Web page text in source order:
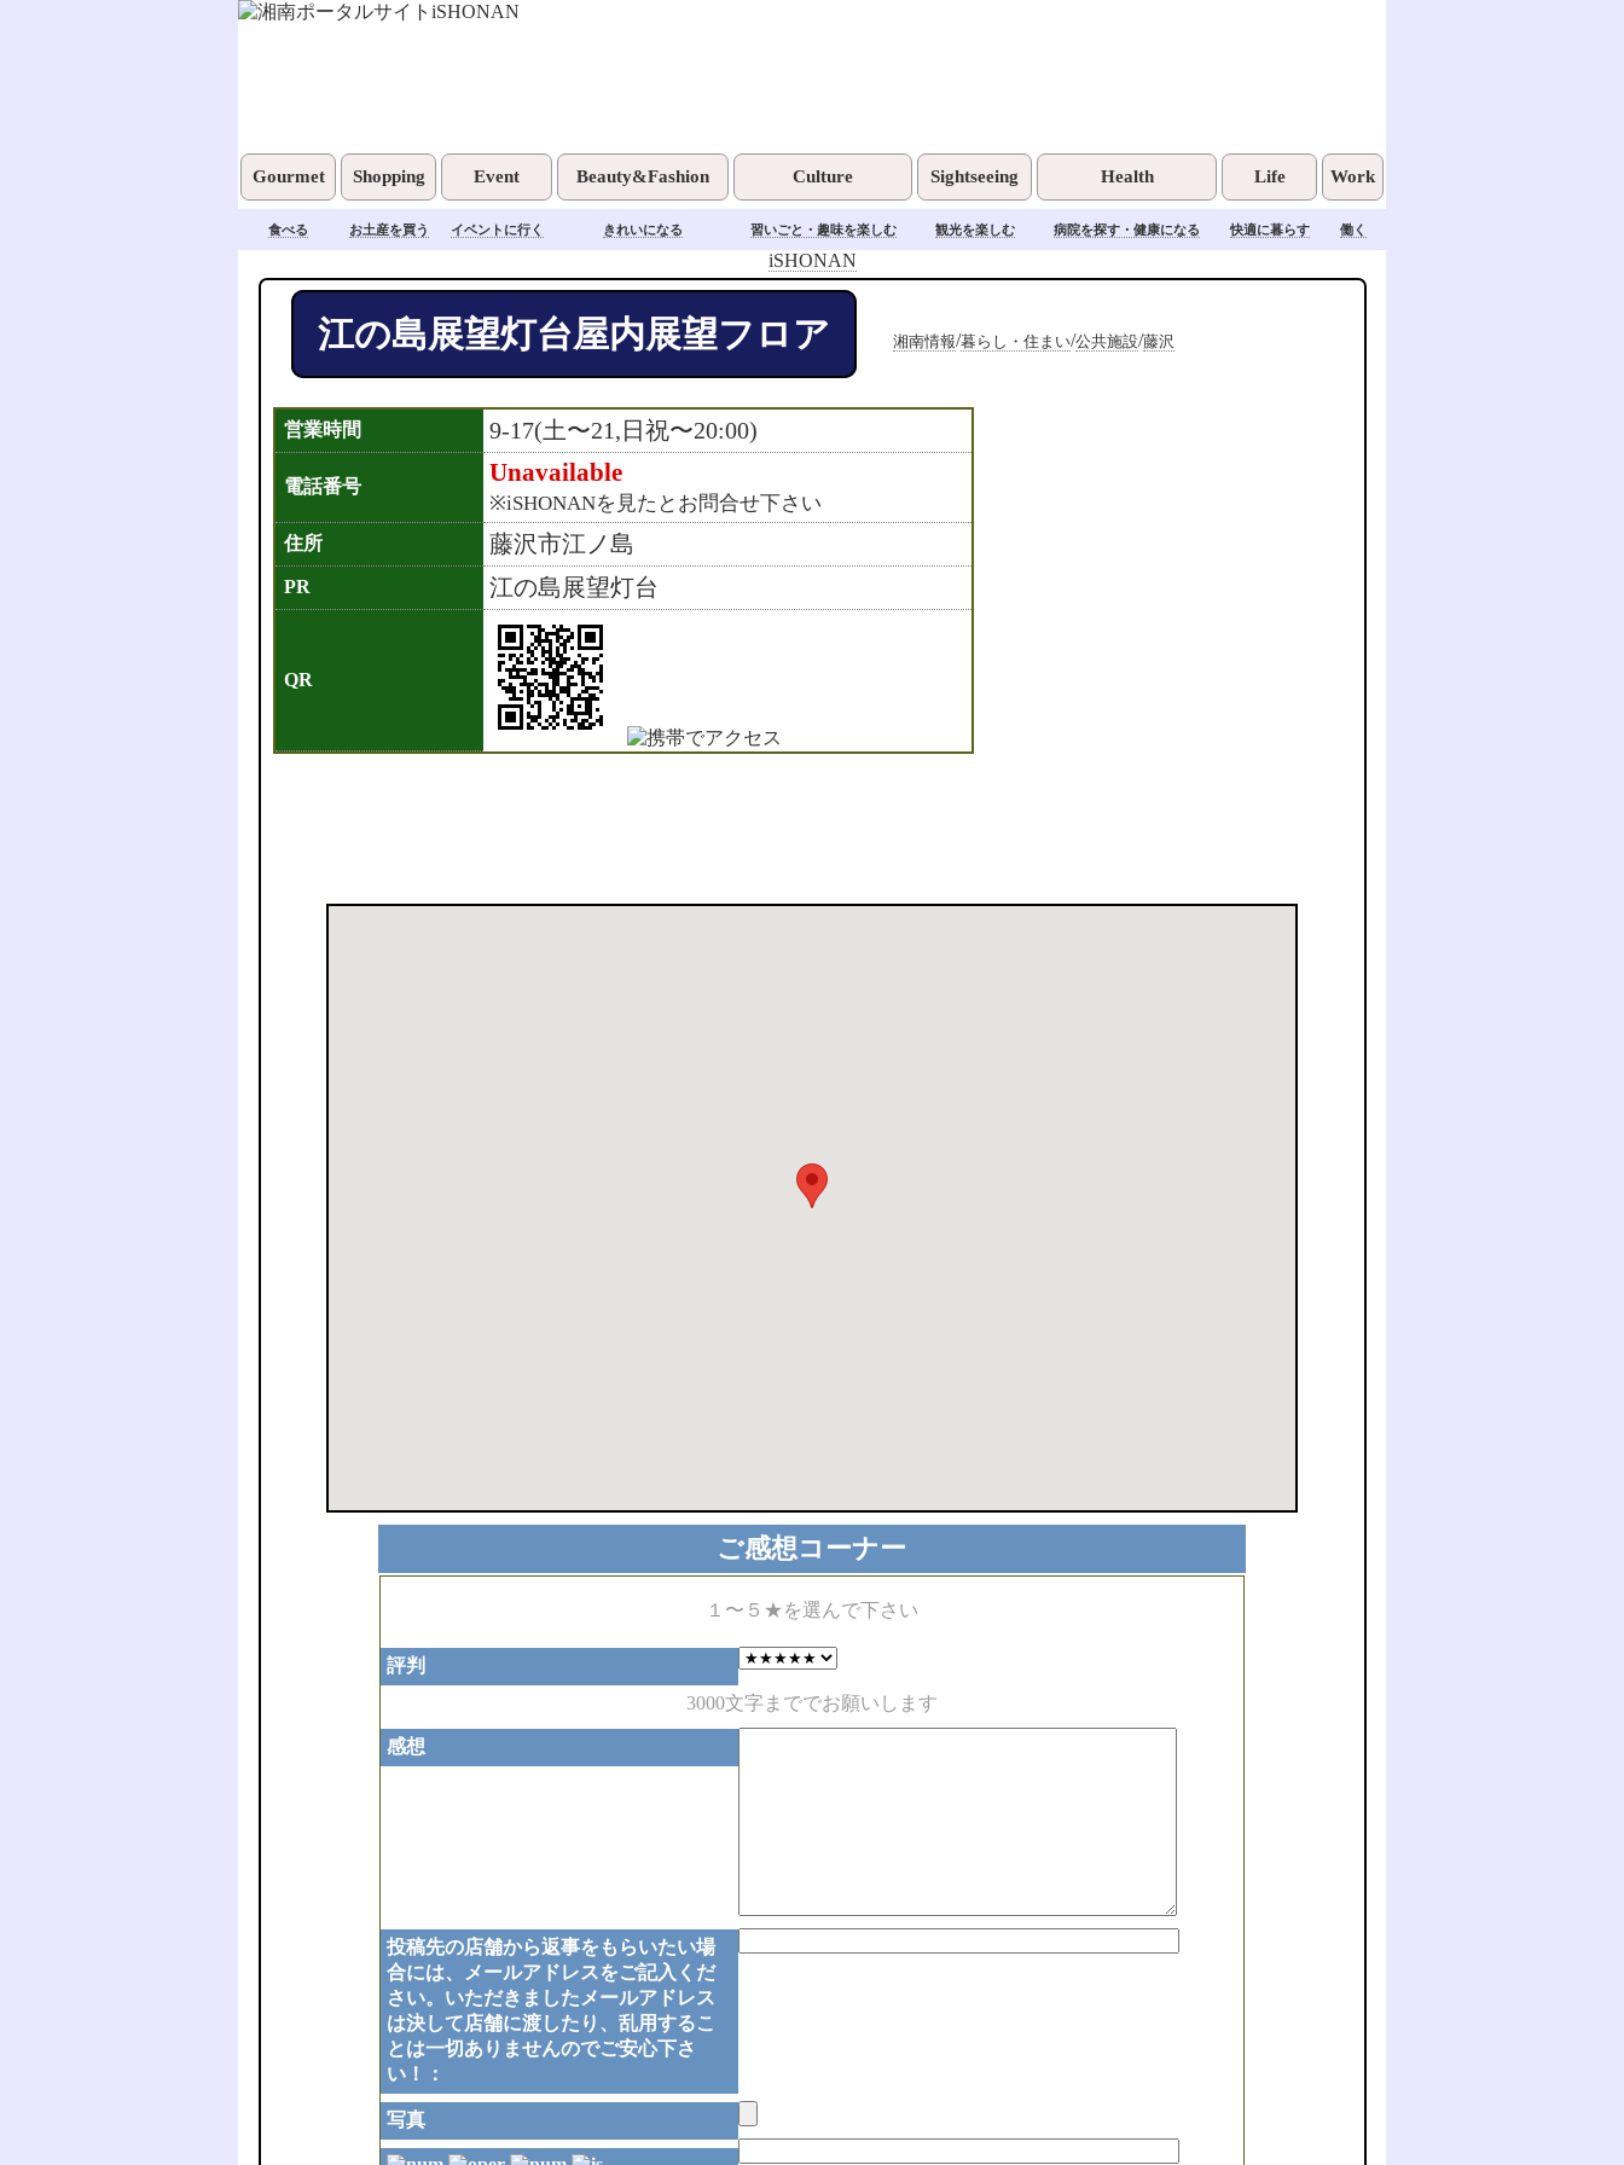
Gourmet Shopping Event Beauty&Fashion Culture Sightseeing Health Life Work
食べる お土産を買う イベントに行く きれいになる 習いごと・趣味を楽しむ 観光を楽しむ 病院を探す・健康になる 快適に暮らす 働く
iSHONAN
江の島展望灯台屋内展望フロア 湘南情報/暮らし・住まい/公共施設/藤沢
営業時間 9-17(土〜21,日祝〜20:00)
電話番号 Unavailable
※iSHONANを見たとお問合せ下さい
住所 藤沢市江ノ島
PR 江の島展望灯台
QR
ご感想コーナー
１〜５★を選んで下さい
評判
3000文字まででお願いします
感想
投稿先の店舗から返事をもらいたい場
合には、メールアドレスをご記入くだ
さい。いただきましたメールアドレス
は決して店舗に渡したり、乱用するこ
とは一切ありませんのでご安心下さ
い！：
写真